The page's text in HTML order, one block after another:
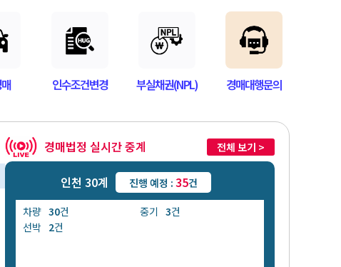
인수조건변경 부실채권(NPL) 경매대행문의
경매법정 실시간 중계 전체 보기 >
인천 30계 진행 예정 :35건
차량 30건 중기 3건
선박 2건